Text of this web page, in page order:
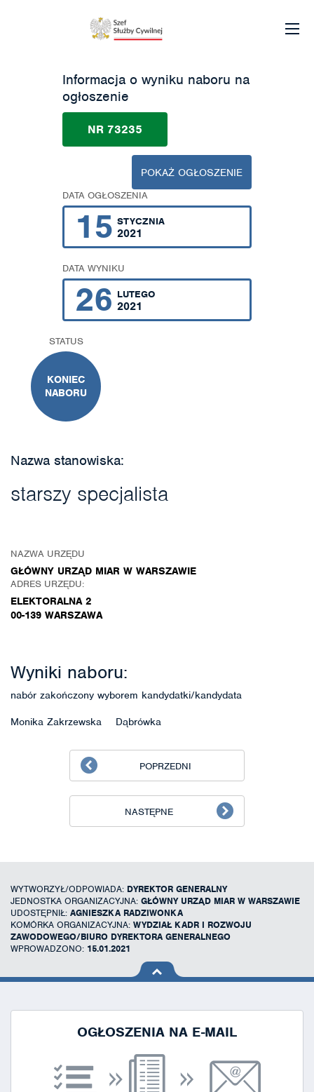
Informacja o wyniku naboru na
ogłoszenie
NR 73235
POKAŻ OGŁOSZENIE
DATA OGŁOSZENIA
15 STYCZNIA
2021
DATA WYNIKU
26 LUTEGO
2021
STATUS
KONIEC
NABORU
Nazwa stanowiska:
starszy specjalista
NAZWA URZĘDU
GŁÓWNY URZĄD MIAR W WARSZAWIE
ADRES URZĘDU:
ELEKTORALNA 2
00-139 WARSZAWA
Wyniki naboru:
nabór zakończony wyborem kandydatki/kandydata
Monika Zakrzewska Dąbrówka
POPRZEDNI
NASTĘPNE
WYTWORZYŁ/ODPOWIADA: DYREKTOR GENERALNY
JEDNOSTKA ORGANIZACYJNA: GŁÓWNY URZĄD MIAR W WARSZAWIE
UDOSTĘPNIŁ: AGNIESZKA RADZIWONKA
KOMÓRKA ORGANIZACYJNA: WYDZIAŁ KADR I ROZWOJU
ZAWODOWEGO/BIURO DYREKTORA GENERALNEGO
WPROWADZONO: 15.01.2021
na górę
OGŁOSZENIA NA E-MAIL